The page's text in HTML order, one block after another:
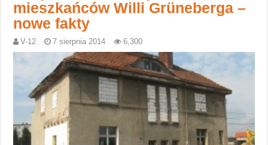
mieszkańców Willi Grüneberga –
nowe fakty
V-12 7 sierpnia 2014 6,300